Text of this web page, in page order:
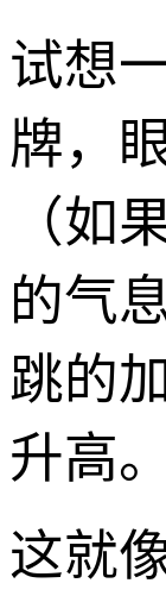
试想
牌，
（如
的气
跳的
升高。
这就